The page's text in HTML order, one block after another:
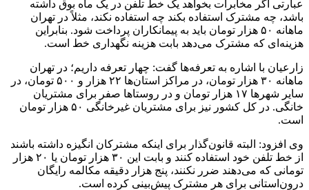
عبارتی اگر مخابرات بخواهد یک خط تلفن در یک ماه بوق داشته
باشد، چه مشترک استفاده بکند چه استفاده نکند، مثلاً در تهران
ماهانه ۵۰ هزار تومان باید به پیمانکاران پرداخت شود. بنابراین
هزینه‌ای که مشترک می‌دهد بابت هزینه نگهداری خط است.
زارعیان با اشاره به تعرفه‌ها گفت: چهار تعرفه داریم؛ در تهران
ماهانه ۳۰ هزار تومان، در مراکز استان‌ها ۲۲ هزار و ۵۰۰ تومان، در
سایر شهرها ۱۷ هزار تومان و در روستاها صفر برای مشتریان
خانگی. در کل کشور نیز برای مشتریان غیرخانگی ۵۰ هزار تومان
است.
وی افزود: البته قانون‌گذار برای اینکه مشترکان انگیزه داشته باشند
از خط تلفن خود استفاده کنند و بابت این ۳۰ هزار تومان یا ۲۰ هزار
تومانی که می‌دهند ضرر نکنند، پنج هزار دقیقه مکالمه رایگان
درون‌استانی برای هر مشترک پیش‌بینی کرده است.